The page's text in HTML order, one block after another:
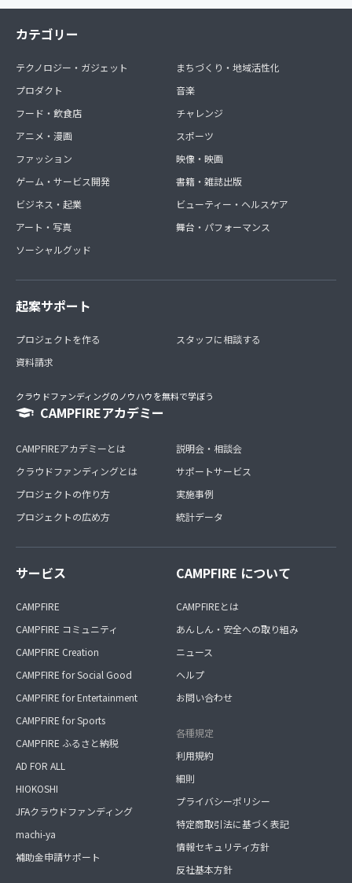
カテゴリー
テクノロジー・ガジェット
プロダクト
フード・飲食店
アニメ・漫画
ファッション
ゲーム・サービス開発
ビジネス・起業
アート・写真
ソーシャルグッド
まちづくり・地域活性化
音楽
チャレンジ
スポーツ
映像・映画
書籍・雑誌出版
ビューティー・ヘルスケア
舞台・パフォーマンス
起案サポート
プロジェクトを作る
資料請求
スタッフに相談する
クラウドファンディングのノウハウを無料で学ぼう
CAMPFIREアカデミー
CAMPFIREアカデミーとは
クラウドファンディングとは
プロジェクトの作り方
プロジェクトの広め方
説明会・相談会
サポートサービス
実施事例
統計データ
サービス
CAMPFIRE
CAMPFIRE コミュニティ
CAMPFIRE Creation
CAMPFIRE for Social Good
CAMPFIRE for Entertainment
CAMPFIRE for Sports
CAMPFIRE ふるさと納税
AD FOR ALL
HIOKOSHI
JFAクラウドファンディング
machi-ya
補助金申請サポート
CAMPFIRE について
CAMPFIREとは
あんしん・安全への取り組み
ニュース
ヘルプ
お問い合わせ
各種規定
利用規約
細則
プライバシーポリシー
特定商取引法に基づく表記
情報セキュリティ方針
反社基本方針